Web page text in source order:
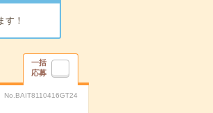
す！
一括
応募
No.BAIT8110416GT24